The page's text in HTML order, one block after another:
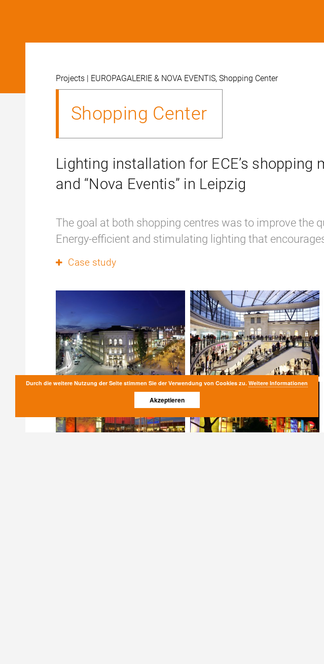
projects | EUROPAGALERIE & NOVA EVENTIS, Shopping Center
Shopping Center
Lighting installation for ECE’s shopping
and “Nova Eventis” in Leipzig
The goal at both shopping centres was to improve the
Energy-efficient and stimulating lighting that
Case study
Durch die weitere Nutzung der Seite stimmen Sie der Verwendung von Cookies zu. Weitere Informationen
Akzeptieren